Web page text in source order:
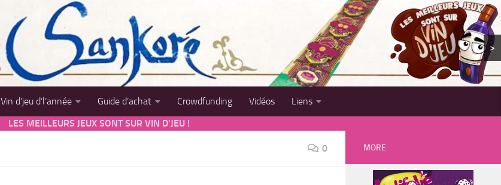
>
Vin d’jeu d’l’année Guide d’achat Crowdfunding Vidéos
Liens
LES MEILLEURS JEUX SONT SUR VIN D'JEU !
0 MORE